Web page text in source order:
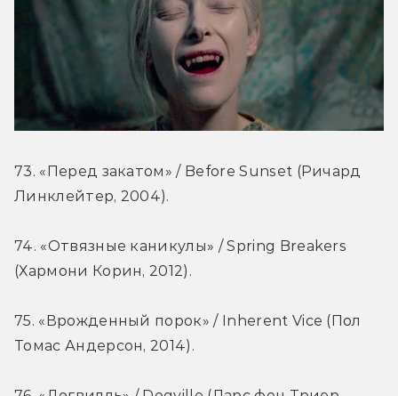
73. «Перед закатом» / Before Sunset (Ричард
Линклейтер, 2004).
74. «Отвязные каникулы» / Spring Breakers
(Хармони Корин, 2012).
75. «Врожденный порок» / Inherent Vice (Пол
Томас Андерсон, 2014).